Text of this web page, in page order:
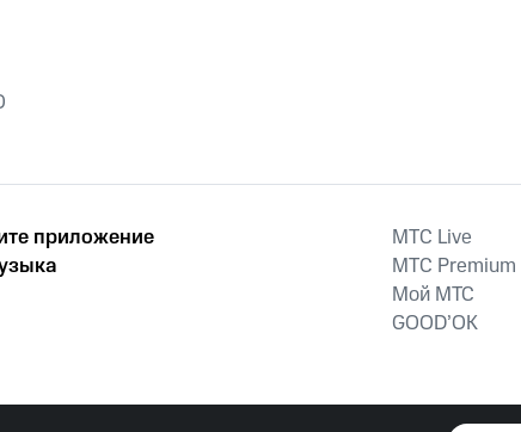
приложение
MTС Live
MTС Premium
Мой МТС
GOOD’OK